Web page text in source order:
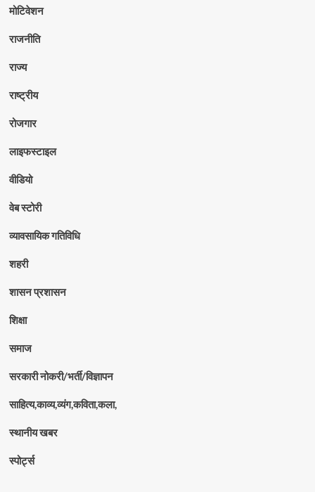
मोटिवेशन
राजनीति
राज्य
राष्ट्रीय
रोजगार
लाइफस्टाइल
वीडियो
वेब स्टोरी
व्यावसायिक गतिविधि
शहरी
शासन प्रशासन
शिक्षा
समाज
सरकारी नोकरी/भर्ती/विज्ञापन
साहित्य,काव्य,व्यंग,कविता,कला,
स्थानीय खबर
स्पोर्ट्स